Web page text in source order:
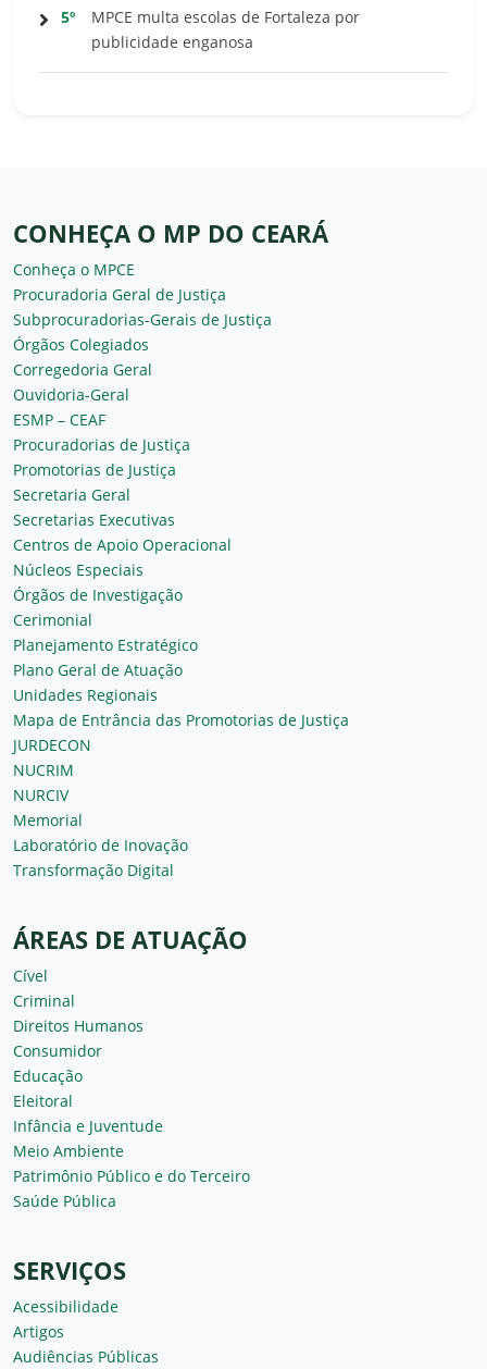
5º
MPCE multa escolas de Fortaleza por
publicidade enganosa
CONHEÇA O MP DO CEARÁ
Conheça o MPCE
Procuradoria Geral de Justiça
Subprocuradorias-Gerais de Justiça
Órgãos Colegiados
Corregedoria Geral
Ouvidoria-Geral
ESMP – CEAF
Procuradorias de Justiça
Promotorias de Justiça
Secretaria Geral
Secretarias Executivas
Centros de Apoio Operacional
Núcleos Especiais
Órgãos de Investigação
Cerimonial
Planejamento Estratégico
Plano Geral de Atuação
Unidades Regionais
Mapa de Entrância das Promotorias de Justiça
JURDECON
NUCRIM
NURCIV
Memorial
Laboratório de Inovação
Transformação Digital
ÁREAS DE ATUAÇÃO
Cível
Criminal
Direitos Humanos
Consumidor
Educação
Eleitoral
Infância e Juventude
Meio Ambiente
Patrimônio Público e do Terceiro
Saúde Pública
SERVIÇOS
Acessibilidade
Artigos
Audiências Públicas